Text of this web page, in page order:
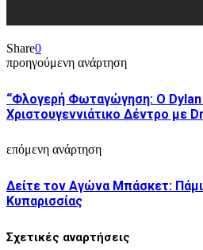
Share0
προηγούμενη ανάρτηση
“Φλογερή Φωταγώγηση: Ο Dylan
Χριστουγεννιάτικο Δέντρο με
επόμενη ανάρτηση
Δείτε τον Αγώνα Μπάσκετ:
Κυπαρισσίας
Σχετικές αναρτήσεις